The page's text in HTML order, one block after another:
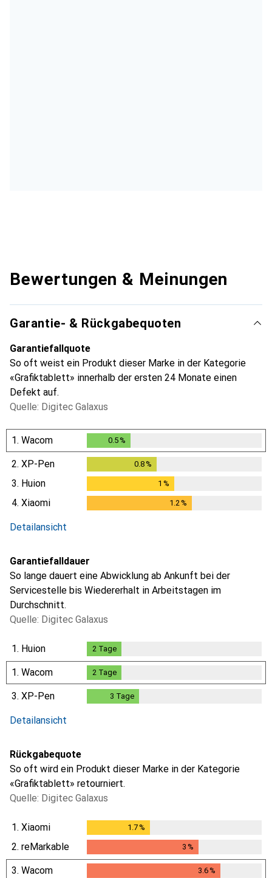
Bewertungen & Meinungen
Garantie- & Rückgabequoten
Garantiefallquote
So oft weist ein Produkt dieser Marke in der Kategorie
«Grafiktablett» innerhalb der ersten 24 Monate einen
Defekt auf.
Quelle: Digitec Galaxus
1. Wacom 0.5%
2. XP-Pen 0.8%
3. Huion 1 %
4. Xiaomi 1.2 %
i
Detailansicht
Garantiefalldauer
So lange dauert eine Abwicklung ab Ankunft bei der
Servicestelle bis Wiedererhalt in Arbeitstagen im
Durchschnitt.
Quelle: Digitec Galaxus
1. Huion 2 Tage
1. Wacom 2 Tage
3. XP-Pen 3 Tage
Detailansicht
Rückgabequote
So oft wird ein Produkt dieser Marke in der Kategorie
«Grafiktablett» retourniert.
Quelle: Digitec Galaxus
1. Xiaomi 1.7%
2. reMarkable 3 %
3. Wacom 3.6%